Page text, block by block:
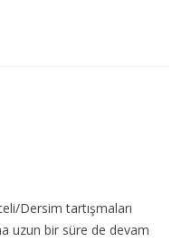
Dersim tartışmaları
uzun bir süre de devam